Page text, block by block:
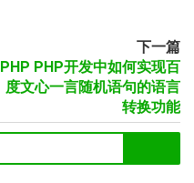
下一篇
PHP PHP开发中如何实现百
度文心一言随机语句的语言
转换功能